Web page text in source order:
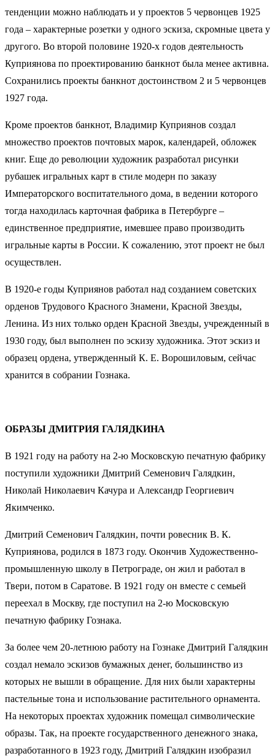
тенденции можно наблюдать и у проектов 5 червонцев 1925
года – характерные розетки у одного эскиза, скромные цвета у
другого. Во второй половине 1920-х годов деятельность
Куприянова по проектированию банкнот была менее активна.
Сохранились проекты банкнот достоинством 2 и 5 червонцев
1927 года.
Кроме проектов банкнот, Владимир Куприянов создал
множество проектов почтовых марок, календарей, обложек
книг. Еще до революции художник разработал рисунки
рубашек игральных карт в стиле модерн по заказу
Императорского воспитательного дома, в ведении которого
тогда находилась карточная фабрика в Петербурге –
единственное предприятие, имевшее право производить
игральные карты в России. К сожалению, этот проект не был
осуществлен.
В 1920-е годы Куприянов работал над созданием советских
орденов Трудового Красного Знамени, Красной Звезды,
Ленина. Из них только орден Красной Звезды, учрежденный в
1930 году, был выполнен по эскизу художника. Этот эскиз и
образец ордена, утвержденный К. Е. Ворошиловым, сейчас
хранится в собрании Гознака.
ОБРАЗЫ ДМИТРИЯ ГАЛЯДКИНА
В 1921 году на работу на 2-ю Московскую печатную фабрику
поступили художники Дмитрий Семенович Галядкин,
Николай Николаевич Качура и Александр Георгиевич
Якимченко.
Дмитрий Семенович Галядкин, почти ровесник В. К.
Куприянова, родился в 1873 году. Окончив Художественно-
промышленную школу в Петрограде, он жил и работал в
Твери, потом в Саратове. В 1921 году он вместе с семьей
переехал в Москву, где поступил на 2-ю Московскую
печатную фабрику Гознака.
За более чем 20-летнюю работу на Гознаке Дмитрий Галядкин
создал немало эскизов бумажных денег, большинство из
которых не вышли в обращение. Для них были характерны
пастельные тона и использование растительного орнамента.
На некоторых проектах художник помещал символические
образы. Так, на проекте государственного денежного знака,
разработанного в 1923 году, Дмитрий Галядкин изобразил